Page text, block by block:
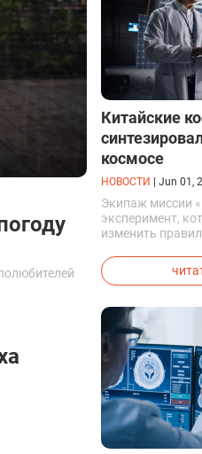
Китайские
космосе
НОВОСТИ Jun 01,
Экипаж миссии
эксперимент,
изменить
успешно
компоненты
прямо на орбите.